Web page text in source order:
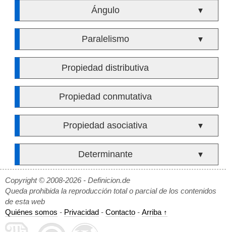
Ángulo ▼
Paralelismo ▼
Propiedad distributiva
Propiedad conmutativa
Propiedad asociativa ▼
Determinante ▼
Copyright © 2008-2026 - Definicion.de
Queda prohibida la reproducción total o parcial de los contenidos
de esta web
Quiénes somos - Privacidad - Contacto - Arriba ↑